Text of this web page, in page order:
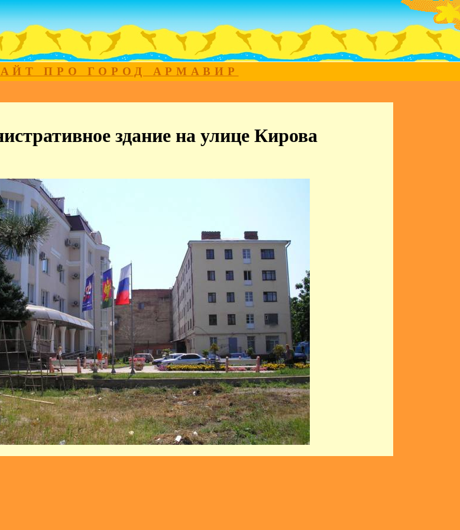
ПРО ГОРОД АРМАВИР
здание на улице Кирова